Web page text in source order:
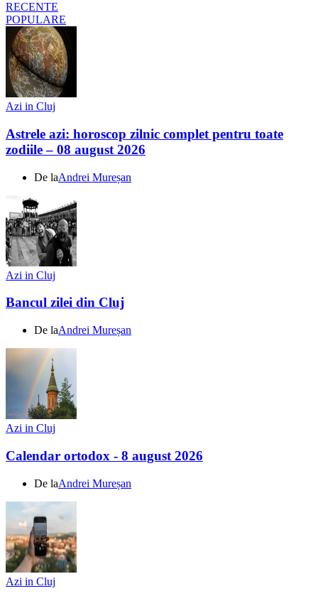
RECENTE
POPULARE
Azi in Cluj
Astrele azi: horoscop zilnic complet pentru toate
zodiile – 08 august 2026
De laAndrei Mureșan
Azi in Cluj
Bancul zilei din Cluj
De laAndrei Mureșan
Azi in Cluj
Calendar ortodox - 8 august 2026
De laAndrei Mureșan
Azi in Cluj